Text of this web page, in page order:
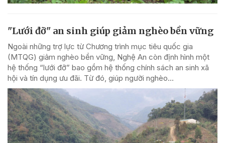
"Lưới đỡ" an sinh giúp giảm nghèo bền vững
Ngoài những trợ lực từ Chương trình mục tiêu quốc gia
(MTQG) giảm nghèo bền vững, Nghệ An còn định hình một
hệ thống “lưới đỡ” bao gồm hệ thống chính sách an sinh xã
hội và tín dụng ưu đãi. Từ đó, giúp người nghèo...